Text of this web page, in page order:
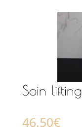
Soin lifting
46.50€